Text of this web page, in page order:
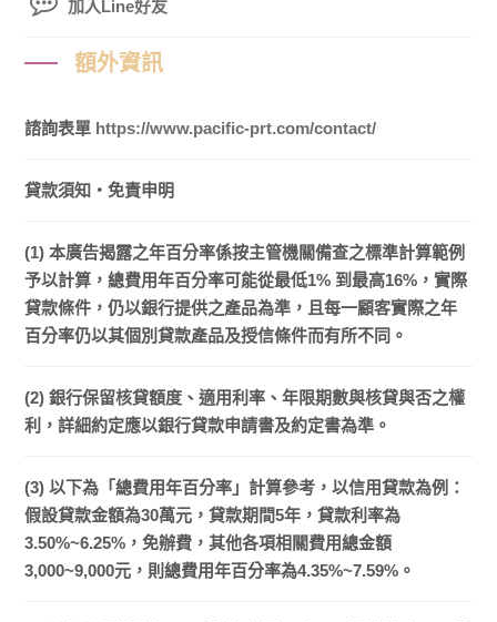
加入Line好友
額外資訊
諮詢表單 https://www.pacific-prt.com/contact/
貸款須知・免責申明
(1) 本廣告揭露之年百分率係按主管機關備查之標準計算範例
予以計算，總費用年百分率可能從最低1% 到最高16%，實際
貸款條件，仍以銀行提供之產品為準，且每一顧客實際之年
百分率仍以其個別貸款產品及授信條件而有所不同。
(2) 銀行保留核貸額度、適用利率、年限期數與核貸與否之權
利，詳細約定應以銀行貸款申請書及約定書為準。
(3) 以下為「總費用年百分率」計算參考，以信用貸款為例：
假設貸款金額為30萬元，貸款期間5年，貸款利率為
3.50%~6.25%，免辦費，其他各項相關費用總金額
3,000~9,000元，則總費用年百分率為4.35%~7.59%。